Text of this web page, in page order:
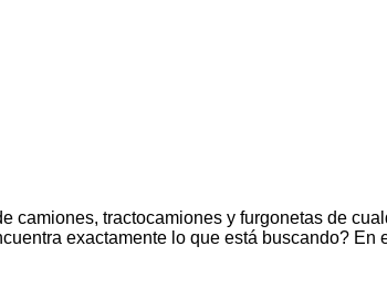
tractocamiones y furgonetas de
exactamente lo que está buscando?